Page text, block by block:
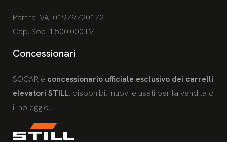
Partita IVA: 01979720172
Cap. Soc. 1.500.000 I.V.
Concessionari
SOCAR è concessionario ufficiale esclusivo dei carrelli
elevatori STILL, disponibili nuovi e usati per la vendita o
il noleggio.